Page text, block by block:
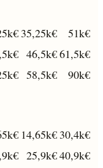
35,25k€
51k€
46,5k€61,5k€
58,5k€ 90k€
14,65k€ 30,4k€
25,9k€40,9k€